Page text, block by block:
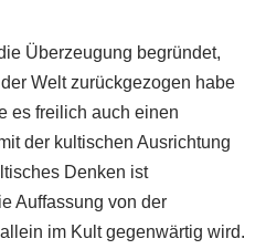
Überzeugung begründet,
Welt zurückgezogen habe
es freilich auch einen
der kultischen Ausrichtung
Denken ist
Auffassung von der
im Kult gegenwärtig wird.